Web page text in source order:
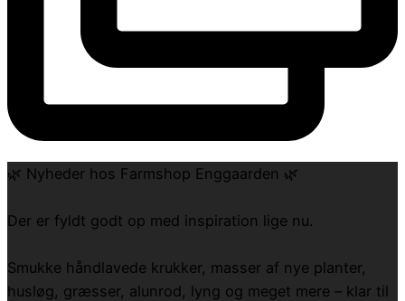
🌿 Nyheder hos Farmshop Enggaarden 🌿
Der er fyldt godt op med inspiration lige nu.
Smukke håndlavede krukker, masser af nye planter,
husløg, græsser, alunrod, lyng og meget mere – klar til